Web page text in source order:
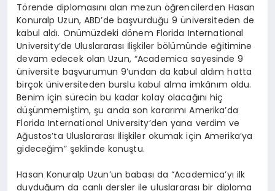
Törende diplomasını alan mezun öğrencilerden Hasan
Konuralp Uzun, ABD’de başvurduğu 9 üniversiteden de
kabul aldı. Önümüzdeki dönem Florida International
University’de Uluslararası İlişkiler bölümünde eğitimine
devam edecek olan Uzun, “Academica sayesinde 9
üniversite başvurumun 9’undan da kabul aldım hatta
birçok üniversiteden burslu kabul alma imkânım oldu.
Benim için sürecin bu kadar kolay olacağını hiç
düşünmemiştim, şu anda son kararımı Amerika’da
Florida International University’den yana verdim ve
Ağustos’ta Uluslararası İlişkiler okumak için Amerika’ya
gideceğim” şeklinde konuştu.
Hasan Konuralp Uzun’un babası da “Academica’yı ilk
duyduğum da canlı dersler ile uluslararası bir diploma